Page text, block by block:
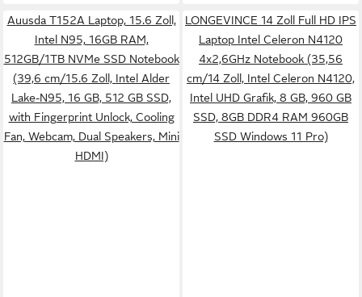
Auusda T152A Laptop, 15.6 Zoll,
Intel N95, 16GB RAM,
512GB/1TB NVMe SSD Notebook
(39,6 cm/15.6 Zoll, Intel Alder
Lake-N95, 16 GB, 512 GB SSD,
with Fingerprint Unlock, Cooling
Fan, Webcam, Dual Speakers, Mini
HDMI)
LONGEVINCE 14 Zoll Full HD IPS
Laptop Intel Celeron N4120
4x2,6GHz Notebook (35,56
cm/14 Zoll, Intel Celeron N4120,
Intel UHD Grafik, 8 GB, 960 GB
SSD, 8GB DDR4 RAM 960GB
SSD Windows 11 Pro)